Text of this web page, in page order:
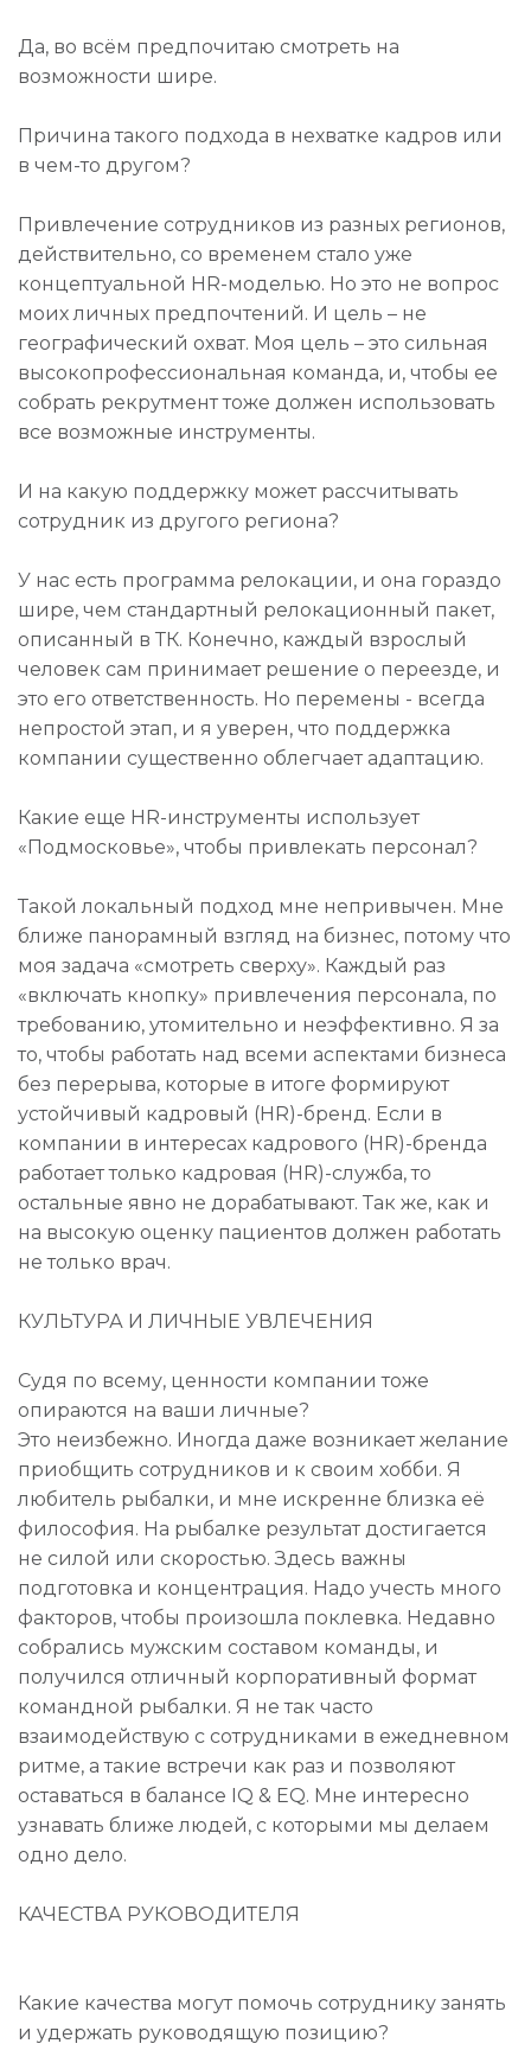
Да, во всём предпочитаю смотреть на
возможности шире.
Причина такого подхода в нехватке кадров или
в чем-то другом?
Привлечение сотрудников из разных регионов,
действительно, со временем стало уже
концептуальной HR-моделью. Но это не вопрос
моих личных предпочтений. И цель – не
географический охват. Моя цель – это сильная
высокопрофессиональная команда, и, чтобы ее
собрать рекрутмент тоже должен использовать
все возможные инструменты.
И на какую поддержку может рассчитывать
сотрудник из другого региона?
У нас есть программа релокации, и она гораздо
шире, чем стандартный релокационный пакет,
описанный в ТК. Конечно, каждый взрослый
человек сам принимает решение о переезде, и
это его ответственность. Но перемены - всегда
непростой этап, и я уверен, что поддержка
компании существенно облегчает адаптацию.
Какие еще HR-инструменты использует
«Подмосковье», чтобы привлекать персонал?
Такой локальный подход мне непривычен. Мне
ближе панорамный взгляд на бизнес, потому что
моя задача «смотреть сверху». Каждый раз
«включать кнопку» привлечения персонала, по
требованию, утомительно и неэффективно. Я за
то, чтобы работать над всеми аспектами бизнеса
без перерыва, которые в итоге формируют
устойчивый кадровый (HR)-бренд. Если в
компании в интересах кадрового (HR)-бренда
работает только кадровая (HR)-служба, то
остальные явно не дорабатывают. Так же, как и
на высокую оценку пациентов должен работать
не только врач.
КУЛЬТУРА И ЛИЧНЫЕ УВЛЕЧЕНИЯ
Судя по всему, ценности компании тоже
опираются на ваши личные?
Это неизбежно. Иногда даже возникает желание
приобщить сотрудников и к своим хобби. Я
любитель рыбалки, и мне искренне близка её
философия. На рыбалке результат достигается
не силой или скоростью. Здесь важны
подготовка и концентрация. Надо учесть много
факторов, чтобы произошла поклевка. Недавно
собрались мужским составом команды, и
получился отличный корпоративный формат
командной рыбалки. Я не так часто
взаимодействую с сотрудниками в ежедневном
ритме, а такие встречи как раз и позволяют
оставаться в балансе IQ & EQ. Мне интересно
узнавать ближе людей, с которыми мы делаем
одно дело.
КАЧЕСТВА РУКОВОДИТЕЛЯ
Какие качества могут помочь сотруднику занять
и удержать руководящую позицию?